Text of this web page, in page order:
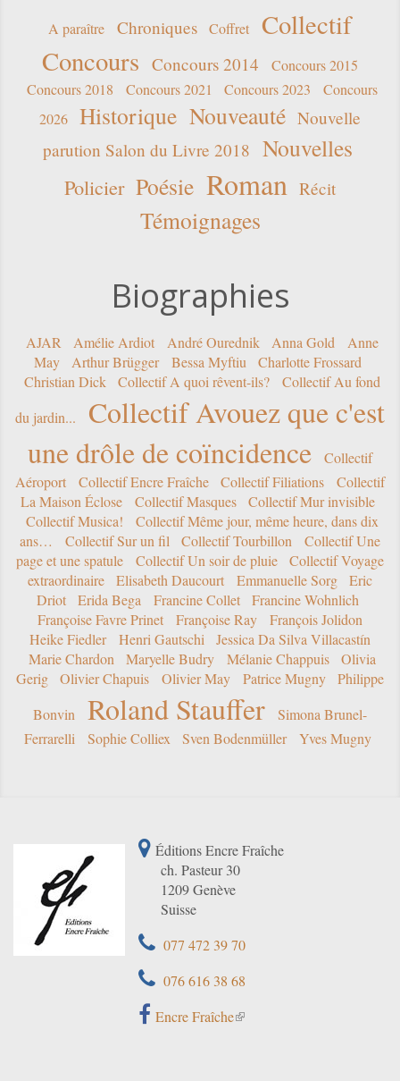
A paraître Chroniques Coffret
Collectif
Concours Concours 2014
Concours 2015
Concours 2018
Concours 2021 Concours 2023
Concours
2026
Historique Nouveauté Nouvelle
parution Salon du Livre 2018 Nouvelles
Policier Poésie Roman Récit
Témoignages
Biographies
AJAR Amélie Ardiot André Ourednik Anna Gold
Anne
May
Arthur Brügger Bessa Myftiu
Charlotte Frossard
Christian Dick
Collectif A quoi rêvent-ils?
Collectif Au fond
du jardin...
Collectif Avouez que c'est
une drôle de coïncidence
Collectif
Aéroport
Collectif Encre Fraîche Collectif Filiations
Collectif
La Maison Éclose
Collectif Masques
Collectif Mur invisible
Collectif Musica!
Collectif Même jour, même heure, dans dix
ans…
Collectif Sur un fil Collectif Tourbillon
Collectif Une
page et une spatule
Collectif Un soir de pluie
Collectif Voyage
extraordinaire
Elisabeth Daucourt Emmanuelle Sorg
Eric
Driot
Erida Bega Francine Collet
Francine Wohnlich
Françoise Favre Prinet
Françoise Ray
François Jolidon
Heike Fiedler
Henri Gautschi
Jessica Da Silva Villacastín
Marie Chardon
Maryelle Budry Mélanie Chappuis
Olivia
Gerig
Olivier Chapuis Olivier May Patrice Mugny
Philippe
Bonvin
Roland Stauffer
Simona Brunel-
Ferrarelli
Sophie Colliex Sven Bodenmüller Yves Mugny
Éditions Encre Fraîche
ch. Pasteur 30
1209 Genève
Suisse
077 472 39 70
076 616 38 68
Encre Fraîche